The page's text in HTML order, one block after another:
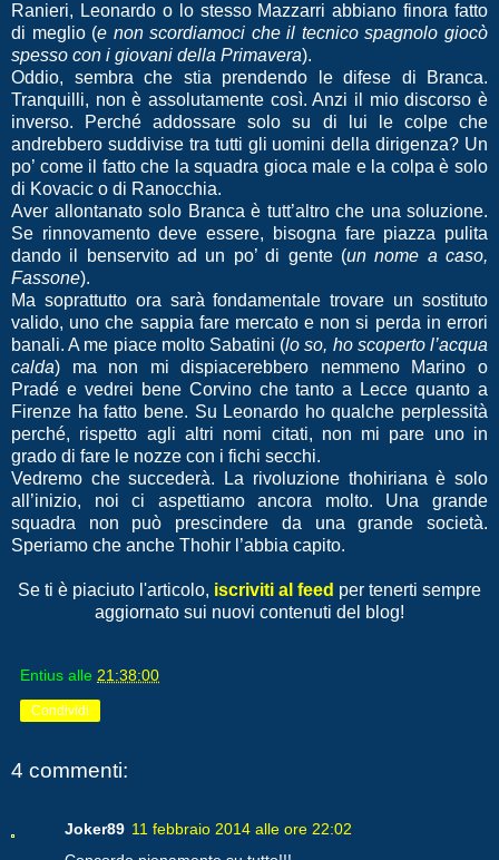
Ranieri, Leonardo o lo stesso Mazzarri abbiano finora fatto
di meglio (e non scordiamoci che il tecnico spagnolo giocò
spesso con i giovani della Primavera).
Oddio, sembra che stia prendendo le difese di Branca.
Tranquilli, non è assolutamente così. Anzi il mio discorso è
inverso. Perché addossare solo su di lui le colpe che
andrebbero suddivise tra tutti gli uomini della dirigenza? Un
po’ come il fatto che la squadra gioca male e la colpa è solo
di Kovacic o di Ranocchia.
Aver allontanato solo Branca è tutt’altro che una soluzione.
Se rinnovamento deve essere, bisogna fare piazza pulita
dando il benservito ad un po’ di gente (un nome a caso,
Fassone).
Ma soprattutto ora sarà fondamentale trovare un sostituto
valido, uno che sappia fare mercato e non si perda in errori
banali. A me piace molto Sabatini (lo so, ho scoperto l’acqua
calda) ma non mi dispiacerebbero nemmeno Marino o
Pradé e vedrei bene Corvino che tanto a Lecce quanto a
Firenze ha fatto bene. Su Leonardo ho qualche perplessità
perché, rispetto agli altri nomi citati, non mi pare uno in
grado di fare le nozze con i fichi secchi.
Vedremo che succederà. La rivoluzione thohiriana è solo
all’inizio, noi ci aspettiamo ancora molto. Una grande
squadra non può prescindere da una grande società.
Speriamo che anche Thohir l’abbia capito.
Se ti è piaciuto l'articolo, iscriviti al feed per tenerti sempre
aggiornato sui nuovi contenuti del blog!
Entius alle 21:38:00
Condividi
4 commenti:
Joker89 11 febbraio 2014 alle ore 22:02